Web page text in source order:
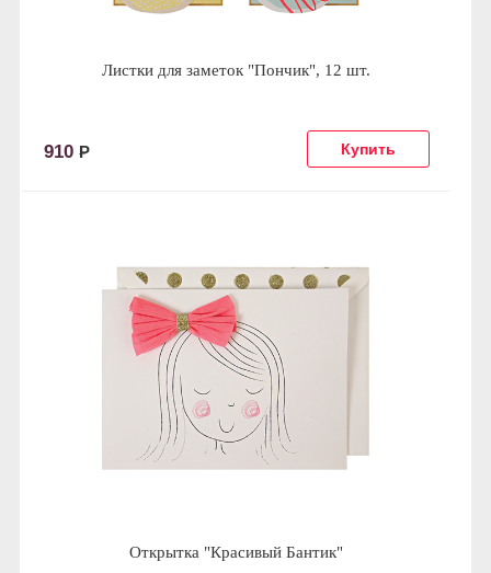
Листки для заметок "Пончик", 12 шт.
910 Р
Открытка "Красивый Бантик"